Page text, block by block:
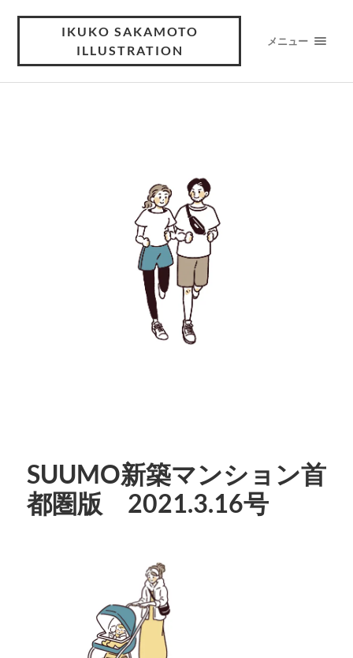
IKUKO SAKAMOTO
ILLUSTRATION
メニュー
SUUMO新築マンション首
都圏版 2021.3.16号